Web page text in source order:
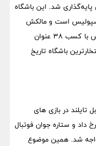
در شهر تهران پایه‌گذاری شد. این باشگاه
است و مالکش
وزارت ورزش و جوانان است. پرسپولیس با کسب ۳۸ عنوان
پرافتخارترین باشگاه‌ تاریخ
تایلند در بازی های
داد و ستاره جوان فوتبال
شد. همین موضوع